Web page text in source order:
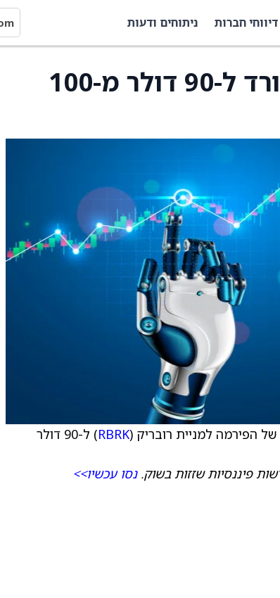
דיווחי חברות ניתוחים ודעות
מחיר היעד למניית רובריק הורד ל-90 דולר מ-100
של הפירמה למניית רובריק (RBRK
) ל-90 דולר
פיננסיות שזזות בשוק.נסו עכשיו>>